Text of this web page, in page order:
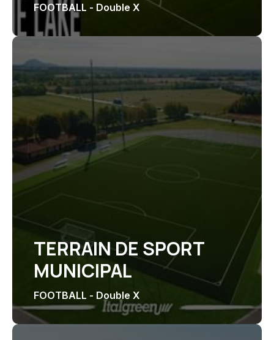
FOOTBALL - Double X
TERRAIN DE SPORT
MUNICIPAL
FOOTBALL - Double X